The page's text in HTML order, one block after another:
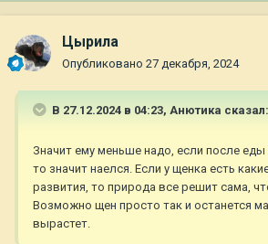
Цырила
Опубликовано 27 декабря, 2024
В 27.12.2024 в 04:23, Анютика сказал:
Значит ему меньше надо, если после еды
то значит наелся. Если у щенка есть
развития, то природа все решит сама,
Возможно щен просто так и останется
вырастет.